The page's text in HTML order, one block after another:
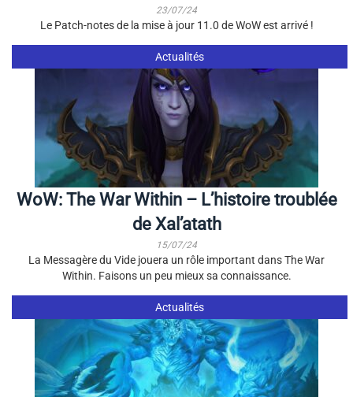
23/07/24
Le Patch-notes de la mise à jour 11.0 de WoW est arrivé !
Actualités
WoW: The War Within – L’histoire troublée
de Xal’atath
15/07/24
La Messagère du Vide jouera un rôle important dans The War
Within. Faisons un peu mieux sa connaissance.
Actualités